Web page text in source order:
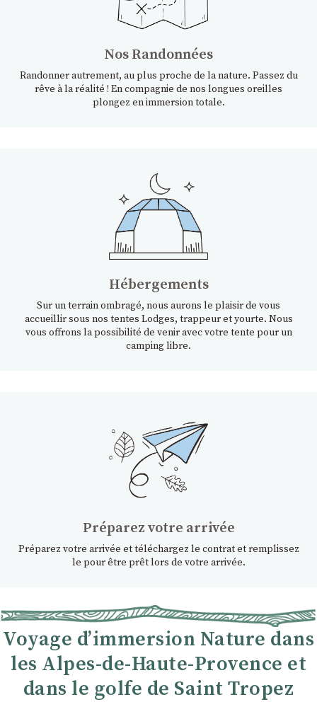
Nos Randonnées
Randonner autrement, au plus proche de la nature. Passez du
rêve à la réalité ! En compagnie de nos longues oreilles
plongez en immersion totale.
Hébergements
Sur un terrain ombragé, nous aurons le plaisir de vous
accueillir sous nos tentes Lodges, trappeur et yourte. Nous
vous offrons la possibilité de venir avec votre tente pour un
camping libre.
Préparez votre arrivée
Préparez votre arrivée et téléchargez le contrat et remplissez
le pour être prêt lors de votre arrivée.
Voyage d’immersion Nature dans
les Alpes-de-Haute-Provence et
dans le golfe de Saint Tropez